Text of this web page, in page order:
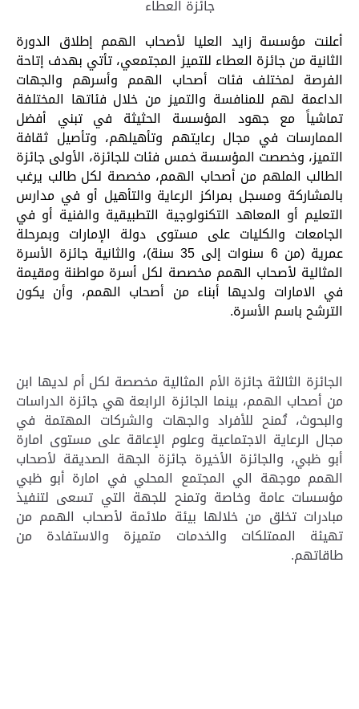
جائزة العطاء
أعلنت مؤسسة زايد العليا لأصحاب الهمم إطلاق الدورة
الثانية من جائزة العطاء للتميز المجتمعي، تأتي بهدف إتاحة
الفرصة لمختلف فئات أصحاب الهمم وأسرهم والجهات
الداعمة لهم للمنافسة والتميز من خلال فئاتها المختلفة
تماشياً مع جهود المؤسسة الحثيثة في تبني أفضل
الممارسات في مجال رعايتهم وتأهيلهم، وتأصيل ثقافة
التميز، وخصصت المؤسسة خمس فئات للجائزة، الأولى جائزة
الطالب الملهم من أصحاب الهمم، مخصصة لكل طالب يرغب
بالمشاركة ومسجل بمراكز الرعاية والتأهيل أو في مدارس
التعليم أو المعاهد التكنولوجية التطبيقية والفنية أو في
الجامعات والكليات على مستوى دولة الإمارات وبمرحلة
عمرية (من 6 سنوات إلى 35 سنة)، والثانية جائزة الأسرة
المثالية لأصحاب الهمم مخصصة لكل أسرة مواطنة ومقيمة
في الامارات ولديها أبناء من أصحاب الهمم، وأن يكون
الترشح باسم الأسرة.
الجائزة الثالثة جائزة الأم المثالية مخصصة لكل أم لديها ابن
من أصحاب الهمم، بينما الجائزة الرابعة هي جائزة الدراسات
والبحوث، تُمنح للأفراد والجهات والشركات المهتمة في
مجال الرعاية الاجتماعية وعلوم الإعاقة على مستوى امارة
أبو ظبي، والجائزة الأخيرة جائزة الجهة الصديقة لأصحاب
الهمم موجهة الي المجتمع المحلي في امارة أبو ظبي
مؤسسات عامة وخاصة وتمنح للجهة التي تسعى لتنفيذ
مبادرات تخلق من خلالها بيئة ملائمة لأصحاب الهمم من
تهيئة الممتلكات والخدمات متميزة والاستفادة من
طاقاتهم.